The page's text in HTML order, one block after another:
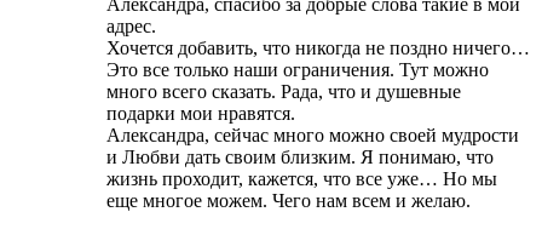
Александра, спасибо за добрые слова такие в мой
адрес.
Хочется добавить, что никогда не поздно ничего…
Это все только наши ограничения. Тут можно
много всего сказать. Рада, что и душевные
подарки мои нравятся.
Александра, сейчас много можно своей мудрости
и Любви дать своим близким. Я понимаю, что
жизнь проходит, кажется, что все уже… Но мы
еще многое можем. Чего нам всем и желаю.